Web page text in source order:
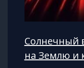
Солнечный
на Землю и